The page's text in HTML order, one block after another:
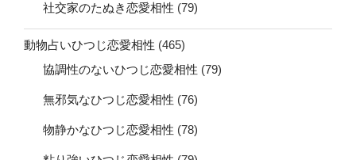
社交家のたぬき恋愛相性 (79)
動物占いひつじ恋愛相性 (465)
協調性のないひつじ恋愛相性 (79)
無邪気なひつじ恋愛相性 (76)
物静かなひつじ恋愛相性 (78)